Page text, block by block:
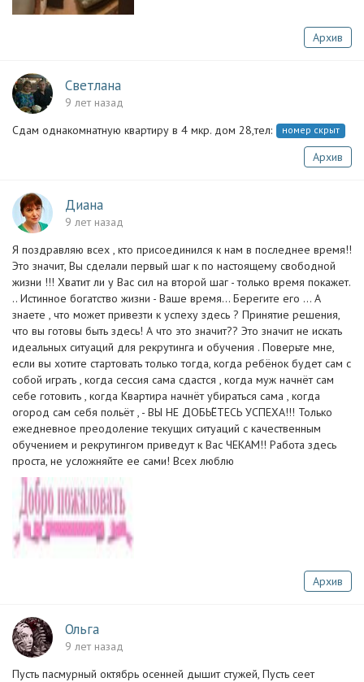
Архив
Светлана
9 лет назад
Сдам однакомнатную квартиру в 4 мкр. дом 28,тел:
номер скрыт
Архив
Диана
9 лет назад
Я поздравляю всех , кто присоединился к нам в последнее время!!
Это значит, Вы сделали первый шаг к по настоящему свободной
жизни !!! Хватит ли у Вас сил на второй шаг - только время покажет.
.. Истинное богатство жизни - Ваше время... Берегите его ... А
знаете , что может привезти к успеху здесь ? Принятие решения,
что вы готовы быть здесь! А что это значит?? Это значит не искать
идеальных ситуаций для рекрутинга и обучения . Поверьте мне,
если вы хотите стартовать только тогда, когда ребёнок будет сам с
собой играть , когда сессия сама сдастся , когда муж начнёт сам
себе готовить , когда Квартира начнёт убираться сама , когда
огород сам себя польёт , - ВЫ НЕ ДОБЬЁТЕСЬ УСПЕХА!!! Только
ежедневное преодоление текущих ситуаций с качественным
обучением и рекрутингом приведут к Вас ЧЕКАМ!! Работа здесь
проста, не усложняйте ее сами! Всех люблю
Архив
Ольга
9 лет назад
Пусть пасмурный октябрь осенней дышит стужей, Пусть сеет